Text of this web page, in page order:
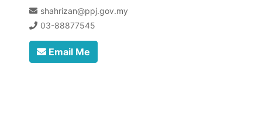
shahrizan@ppj.gov.my
03-88877545
Email Me